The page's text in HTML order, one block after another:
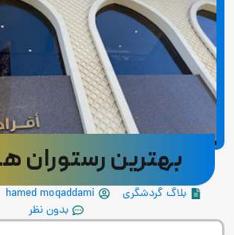
بهترین رستوران
بلاگ گردشگری hamed moqaddami
بدون نظر